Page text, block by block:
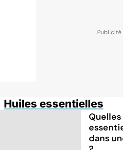
Huiles essentielles
dans